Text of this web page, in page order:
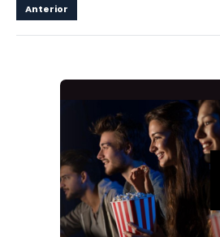
Anterior